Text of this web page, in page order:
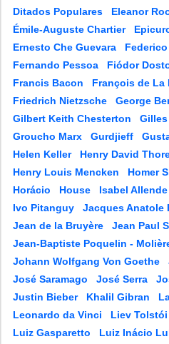
Ditados Populares
Eleanor
Émile-Auguste Chartier
Ernesto Che Guevara
Fernando Pessoa
Fiódor
Francis Bacon
François de La
Friedrich Nietzsche
George
Gilbert Keith Chesterton
Gilles
Groucho Marx
Gurdjieff
Helen Keller
Henry David
Henry Louis Mencken
Homer
Horácio
House Isabel Allende
Ivo Pitanguy
Jacques Anatole
Jean de la Bruyère
Jean Paul
Jean-Baptiste Poquelin -
Johann Wolfgang Von Goethe
José Saramago
José Serra
Justin Bieber
Khalil Gibran
Leonardo da Vinci
Liev Tolstói
Luiz Gasparetto
Luiz Inácio